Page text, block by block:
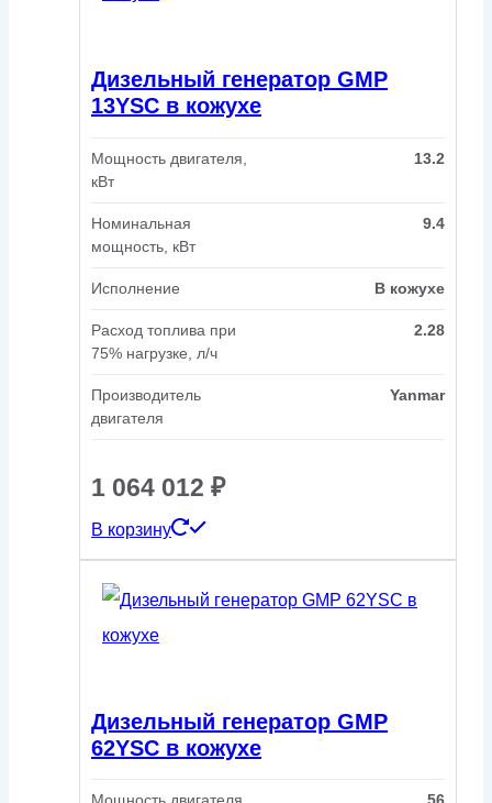
Дизельный генератор GMP
13YSC в кожухе
Мощность двигателя,
кВт
13.2
Номинальная
мощность, кВт
9.4
Исполнение В кожухе
Расход топлива при
75% нагрузке, л/ч
2.28
Производитель
двигателя
Yanmar
1 064 012 ₽
В корзину
Дизельный генератор GMP
62YSC в кожухе